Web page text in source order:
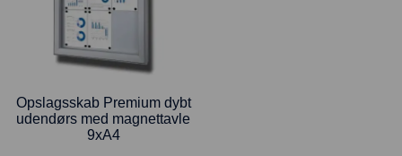
Opslagsskab Premium dybt
udendørs med magnettavle
9xA4